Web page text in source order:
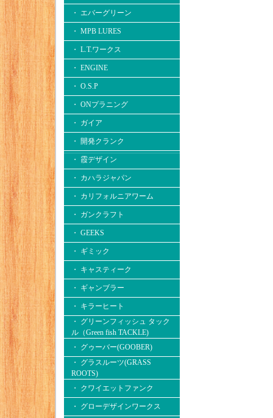
・ エバーグリーン
・ MPB LURES
・ L.T.ワークス
・ ENGINE
・ O.S.P
・ ONプラニング
・ ガイア
・ 開発クランク
・ 霞デザイン
・ カハラジャパン
・ カリフォルニアワーム
・ ガンクラフト
・ GEEKS
・ ギミック
・ キャスティーク
・ ギャンブラー
・ キラーヒート
・ グリーンフィッシュ タック
ル（Green fish TACKLE)
・ グゥーバー(GOOBER)
・ グラスルーツ(GRASS
ROOTS)
・ クワイエットファンク
・ グローデザインワークス